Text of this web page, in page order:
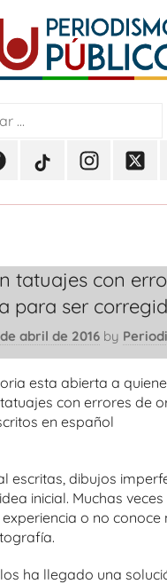
TikTok
Periodismo
Instagram
tatuajes con
para ser
abril de 2016 by
esta abierta a
con errores de
en español
escritas, dibujos
inicial. Muchas
o no conoce
ha llegado una